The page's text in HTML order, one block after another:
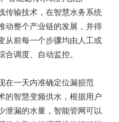
传输技术，在智慧水务系统
动整个产业链的发展，并得
从前每一个步骤均由人工或
调度、自动监控。
在一天内准确定位漏损范
的智慧变频供水，根据用户
泄漏的水量，智能管网可以